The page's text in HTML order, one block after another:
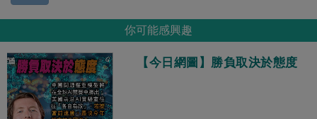
你可能感興趣
【今日網圖】勝負取決於態度